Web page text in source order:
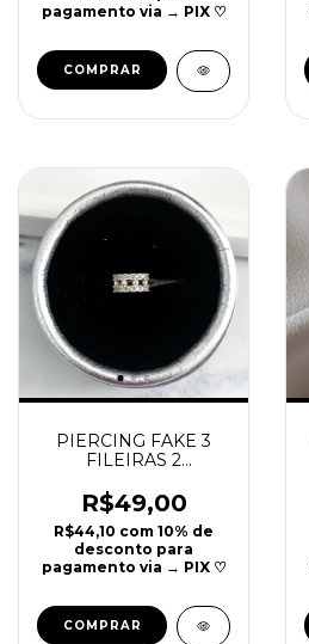
pagamento via → PIX ♡
PIERCING FAKE 3
FILEIRAS 2
BOLINHAS PRATA
925 | 8CM | REF P13
R$49,00
R$44,10 com 10% de
desconto para
pagamento via → PIX ♡